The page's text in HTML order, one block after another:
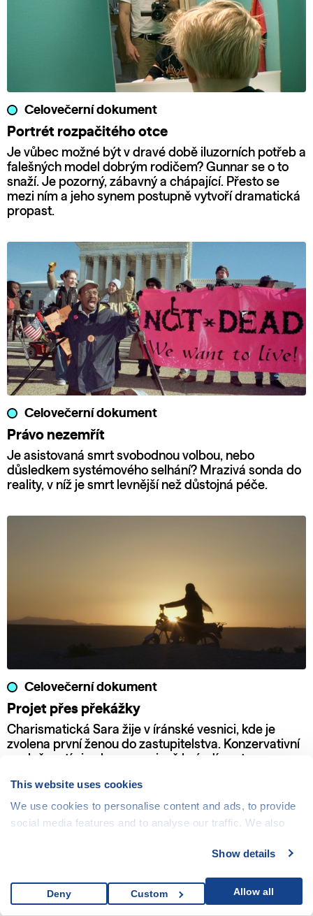
This website uses cookies
We use cookies to personalise content and ads, to provide
social media features and to analyse our traffic. We also
media, advertising and analytics partners who may
them or that they’ve collected from your use of their
services.
Show details
Allow all
Custom
Deny
Celovečerní dokument
Portrét rozpačitého otce
Je vůbec možné být v dravé době iluzorních potřeb a
falešných model dobrým rodičem? Gunnar se o to
snaží. Je pozorný, zábavný a chápající. Přesto se
mezi ním a jeho synem postupně vytvoří dramatická
propast.
Celovečerní dokument
Právo nezemřít
Je asistovaná smrt svobodnou volbou, nebo
důsledkem systémového selhání? Mrazivá sonda do
reality, v níž je smrt levnější než důstojná péče.
Celovečerní dokument
Projet přes překážky
Charismatická Sara žije v íránské vesnici, kde je
zvolena první ženou do zastupitelstva. Konzervativní
společností si nekompromisně brázdí cestu se svou